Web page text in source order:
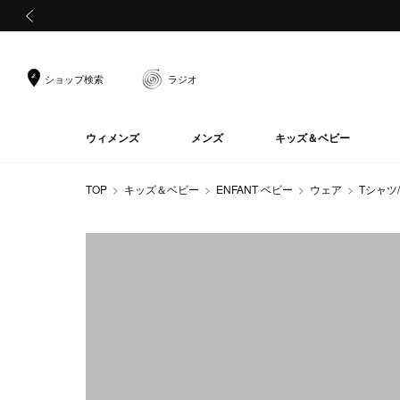
ショップ検索 ラジオ
ウィメンズ メンズ キッズ＆ベビー
TOP キッズ＆ベビー ENFANT ベビー ウェア Tシャ